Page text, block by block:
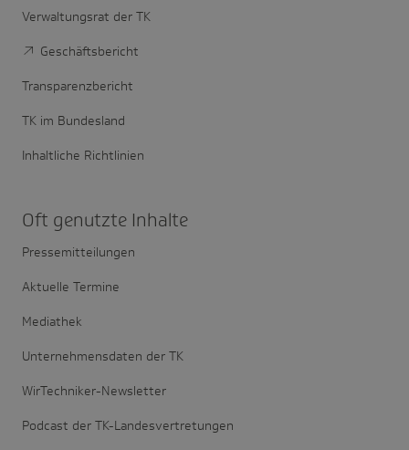
Verwaltungsrat der TK
Geschäftsbericht
Transparenzbericht
TK im Bundesland
Inhaltliche Richtlinien
Oft genutzte Inhalte
Pressemitteilungen
Aktuelle Termine
Mediathek
Unternehmensdaten der TK
WirTechniker-Newsletter
Podcast der TK-Landesvertretungen